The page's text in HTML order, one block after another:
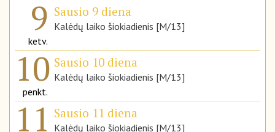
9
ketv.
Sausio 9 diena
Kalėdų laiko šiokiadienis [M/13]
10
penkt.
Sausio 10 diena
Kalėdų laiko šiokiadienis [M/13]
11 Sausio 11 diena
Kalėdų laiko šiokiadienis [M/13]